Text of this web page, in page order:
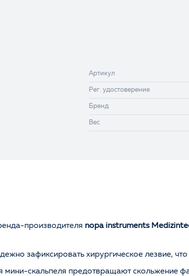
Артикул
Рег. удостоверение
Бренд
Вес
производителя nopa instruments
зафиксировать хирургическое лезвие,
скальпеля предотвращают скольжение